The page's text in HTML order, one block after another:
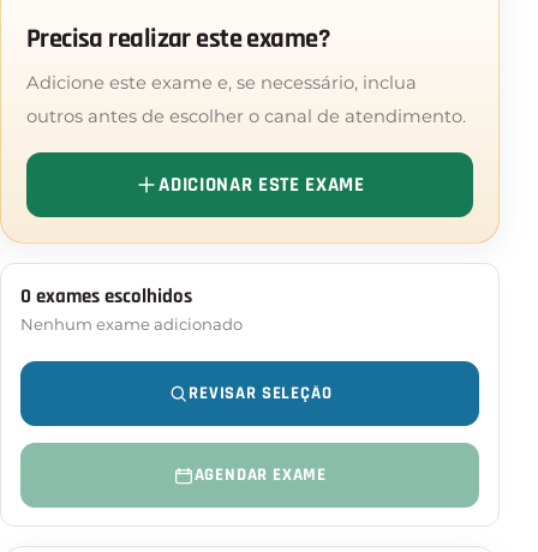
Apresentar documentos de identificação dos
No caso de menores de idade, a presença do
responsável legal pode ser necessária.
Precisa realizar este exame?
Adicione este exame e, se necessário, inclua
outros antes de escolher o canal de atendimento.
ADICIONAR ESTE EXAME
0 exames escolhidos
Nenhum exame adicionado
REVISAR SELEÇÃO
AGENDAR EXAME